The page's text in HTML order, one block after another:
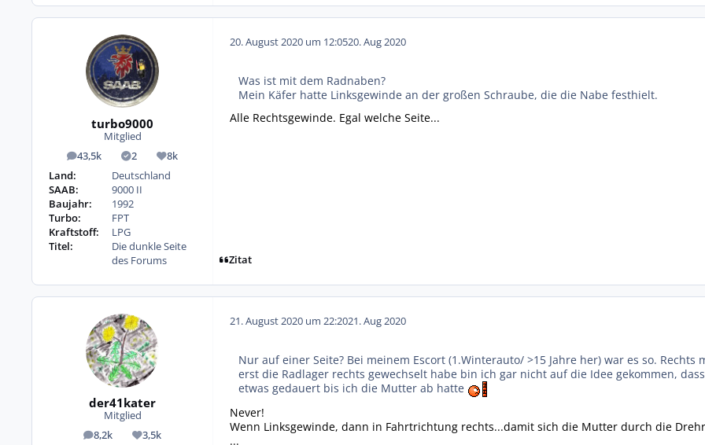
turbo9000
Mitglied
43,5k
Beiträge 2
Lösungen
8k
Reputation
Land:
Deutschland
SAAB:
9000 II
Baujahr:
1992
Turbo:
FPT
Kraftstoff:
LPG
Titel:
Die dunkle Seite
des Forums
20. August 2020 um 12:0520. Aug 2020
Was ist mit dem Radnaben?
Mein Käfer hatte Linksgewinde an der großen Schraube, die die Nabe festhielt.
Alle Rechtsgewinde. Egal welche Seite...
Zitat
der41kater
Mitglied
8,2k
Beiträge 3,5k
Reputation
21. August 2020 um 22:2021. Aug 2020
Nur auf einer Seite? Bei meinem Escort (1.Winterauto/ >15 Jahre her) war es so.
erst die Radlager rechts gewechselt habe bin ich gar nicht auf die Idee gekommen,
etwas gedauert bis ich die Mutter ab hatte
Never!
Wenn Linksgewinde, dann in Fahrtrichtung rechts...damit sich die Mutter durch die
...